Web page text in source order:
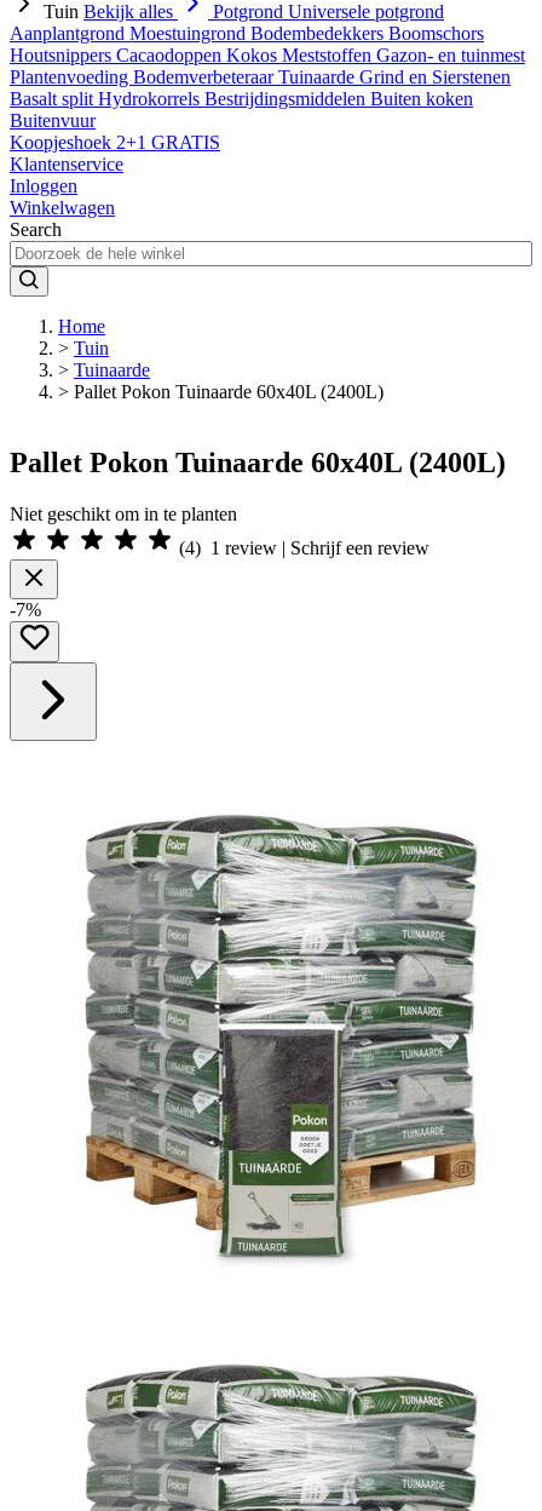
Tuin Bekijk alles Potgrond Universele potgrond
Aanplantgrond Moestuingrond Bodembedekkers Boomschors
Houtsnippers Cacaodoppen Kokos Meststoffen Gazon- en tuinmest
Plantenvoeding BodemverbeteraarTuinaarde Grind en Sierstenen
Basalt split Hydrokorrels Bestrijdingsmiddelen Buiten koken
Buitenvuur
Koopjeshoek 2+1 GRATIS
Klantenservice
Inloggen
Winkelwagen
Search
Home
> Tuin
> Tuinaarde
> Pallet Pokon Tuinaarde 60x40L (2400L)
Pallet Pokon Tuinaarde 60x40L (2400L)
Niet geschikt om in te planten
(4) 1 review | Schrijf een review
-7%